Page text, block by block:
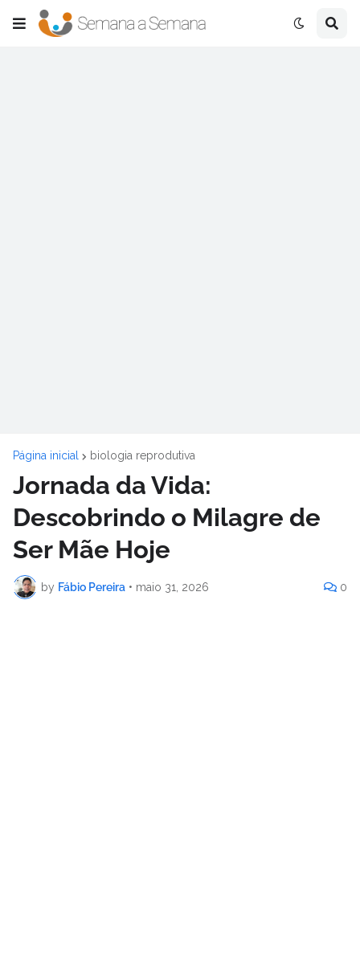
Página inicial biologia reprodutiva
Jornada da Vida:
Descobrindo o Milagre de
Ser Mãe Hoje
by Fábio Pereira • maio 31, 2026 0